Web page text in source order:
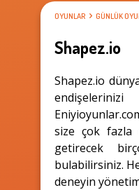
OYUNLAR GÜNLÜK
Shapez.io
Shapez.io
size çok fazla
getirecek
bulabilirsiniz.
deneyin